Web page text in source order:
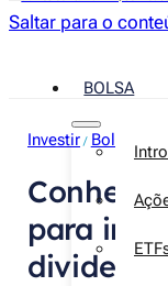
Saltar para o
BOLSA
Investir / Bolsa
Conhece
para